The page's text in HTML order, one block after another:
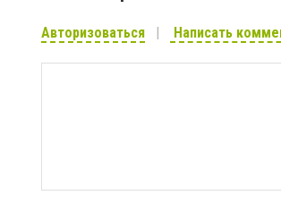
Авторизоваться Написать